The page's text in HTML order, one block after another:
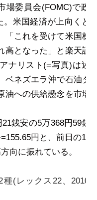
場委員会(FOMC)で政
。米国経済が上向くと
「これを受けて米国株
高となった」と楽天証
ナリスト (=写真)は述
ベネズエラ沖で石油タ
油への供給懸念を市場
21銭安の5万368円 59銭
=155.65円と、前日の17
向に振れている。
種(レックス22、2010